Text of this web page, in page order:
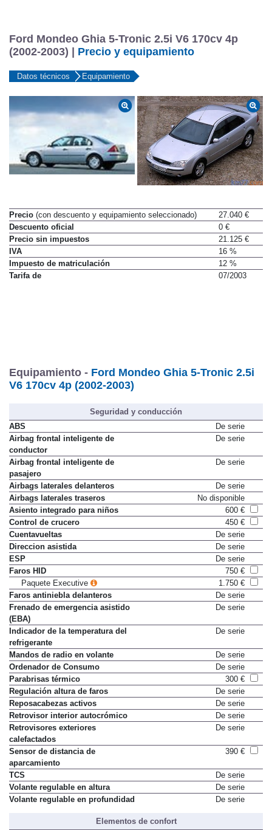
Ford Mondeo Ghia 5-Tronic 2.5i V6 170cv 4p
(2002-2003) | Precio y equipamiento
Datos técnicos Equipamiento
Precio (con descuento y equipamiento seleccionado)
27.040 €
Descuento oficial
0 €
Precio sin impuestos
21.125 €
IVA
16 %
Impuesto de matriculación
12 %
Tarifa de
07/2003
Equipamiento - Ford Mondeo Ghia 5-Tronic 2.5i
V6 170cv 4p (2002-2003)
Seguridad y conducción
ABS
De serie
Airbag frontal inteligente de
conductor
De serie
Airbag frontal inteligente de
pasajero
De serie
Airbags laterales delanteros
De serie
Airbags laterales traseros
No disponible
Asiento integrado para niños
600 €
Control de crucero
450 €
Cuentavueltas
De serie
Direccion asistida
De serie
ESP
De serie
Faros HID
750 €
Paquete Executive
1.750 €
Faros antiniebla delanteros
De serie
Frenado de emergencia asistido
(EBA)
De serie
Indicador de la temperatura del
refrigerante
De serie
Mandos de radio en volante
De serie
Ordenador de Consumo
De serie
Parabrisas térmico
300 €
Regulación altura de faros
De serie
Reposacabezas activos
De serie
Retrovisor interior autocrómico
De serie
Retrovisores exteriores
calefactados
De serie
Sensor de distancia de
aparcamiento
390 €
TCS
De serie
Volante regulable en altura
De serie
Volante regulable en profundidad
De serie
Elementos de confort